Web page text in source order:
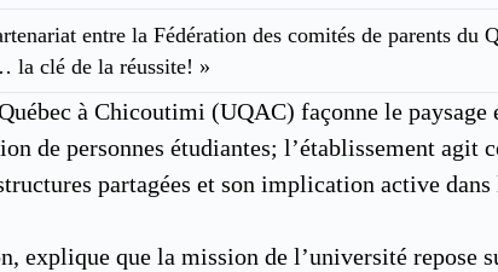
entre la Fédération des comités de parents
la clé de la réussite! »
à Chicoutimi (UQAC) façonne le
de personnes étudiantes; l’établissement
partagées et son implication active dans
explique que la mission de l’université repose